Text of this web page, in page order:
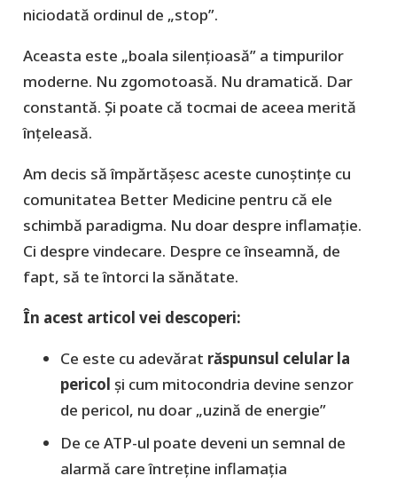
niciodată ordinul de „stop”.
Aceasta este „boala silențioasă” a timpurilor
moderne. Nu zgomotoasă. Nu dramatică. Dar
constantă. Și poate că tocmai de aceea merită
înțeleasă.
Am decis să împărtășesc aceste cunoștințe cu
comunitatea Better Medicine pentru că ele
schimbă paradigma. Nu doar despre inflamație.
Ci despre vindecare. Despre ce înseamnă, de
fapt, să te întorci la sănătate.
În acest articol vei descoperi:
Ce este cu adevărat răspunsul celular la
pericol și cum mitocondria devine senzor
de pericol, nu doar „uzină de energie”
De ce ATP-ul poate deveni un semnal de
alarmă care întreține inflamația